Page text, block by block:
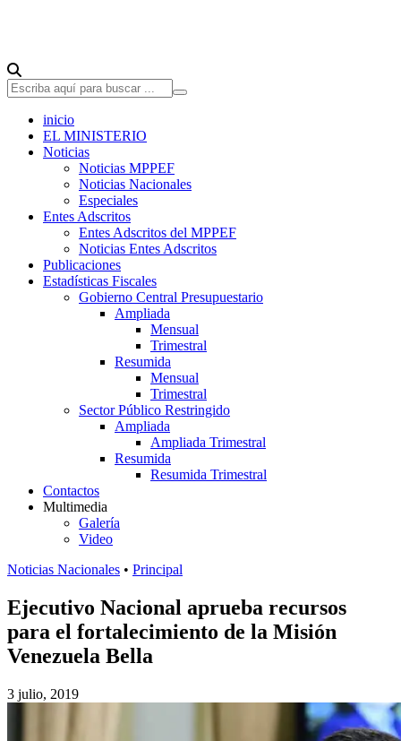
inicio
EL MINISTERIO
Noticias
Noticias MPPEF
Noticias Nacionales
Especiales
Entes Adscritos
Entes Adscritos del MPPEF
Noticias Entes Adscritos
Publicaciones
Estadísticas Fiscales
Gobierno Central Presupuestario
Ampliada
Mensual
Trimestral
Resumida
Mensual
Trimestral
Sector Público Restringido
Ampliada
Ampliada Trimestral
Resumida
Resumida Trimestral
Contactos
Multimedia
Galería
Video
Noticias Nacionales • Principal
Ejecutivo Nacional aprueba recursos
para el fortalecimiento de la Misión
Venezuela Bella
3 julio, 2019